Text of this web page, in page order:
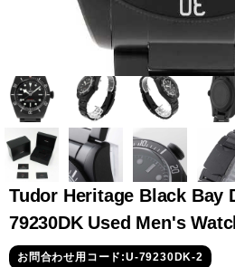
オーデマピゲ ウブロ
グランド
セイコー
オメガ
Tudor Heritage Black Bay
79230DK Used Men's
お問合わせ用コード:U-79230DK-2